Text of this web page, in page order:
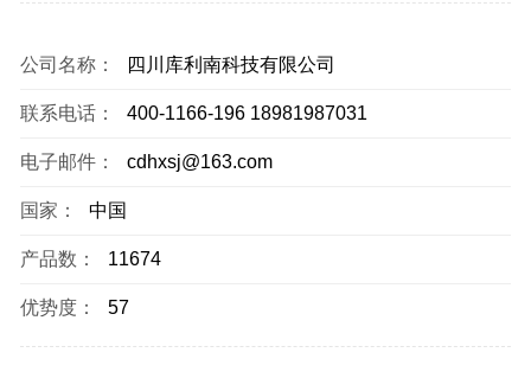
公司名称： 四川库利南科技有限公司
联系电话： 400-1166-196 18981987031
电子邮件： cdhxsj@163.com
国家： 中国
产品数： 11674
优势度： 57